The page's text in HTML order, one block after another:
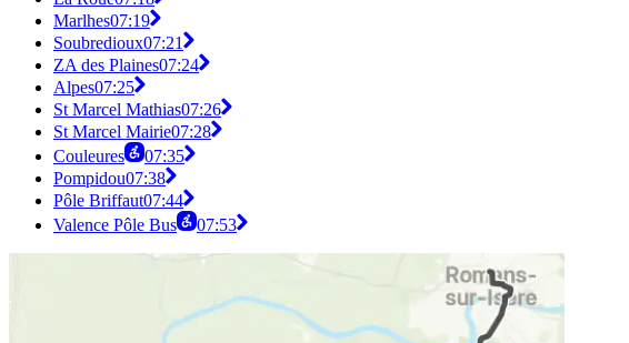
Marlhes07:19
Soubredioux07:21
ZA des Plaines07:24
Alpes07:25
St Marcel Mathias07:26
St Marcel Mairie07:28
Couleures
07:35
Pompidou07:38
Pôle Briffaut07:44
Valence Pôle Bus
07:53